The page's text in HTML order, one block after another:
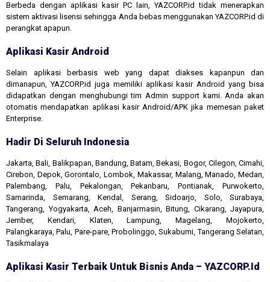
Berbeda dengan aplikasi kasir PC lain, YAZCORP.id tidak menerapkan
sistem aktivasi lisensi sehingga Anda bebas menggunakan YAZCORP.id di
perangkat apapun.
Aplikasi Kasir Android
Selain aplikasi berbasis web yang dapat diakses kapanpun dan
dimanapun, YAZCORP.id juga memiliki aplikasi kasir Android yang bisa
didapatkan dengan menghubungi tim Admin support kami. Anda akan
otomatis mendapatkan aplikasi kasir Android/APK jika memesan paket
Enterprise.
Hadir Di Seluruh Indonesia
Jakarta, Bali, Balikpapan, Bandung, Batam, Bekasi, Bogor, Cilegon, Cimahi,
Cirebon, Depok, Gorontalo, Lombok, Makassar, Malang, Manado, Medan,
Palembang, Palu, Pekalongan, Pekanbaru, Pontianak, Purwokerto,
Samarinda, Semarang, Kendal, Serang, Sidoarjo, Solo, Surabaya,
Tangerang, Yogyakarta, Aceh, Banjarmasin, Bitung, Cikarang, Jayapura,
Jember, Kendari, Klaten, Lampung, Magelang, Mojokerto,
Palangkaraya, Palu, Pare-pare, Probolinggo, Sukabumi, Tangerang Selatan,
Tasikmalaya
Aplikasi Kasir Terbaik Untuk Bisnis Anda – YAZCORP.id